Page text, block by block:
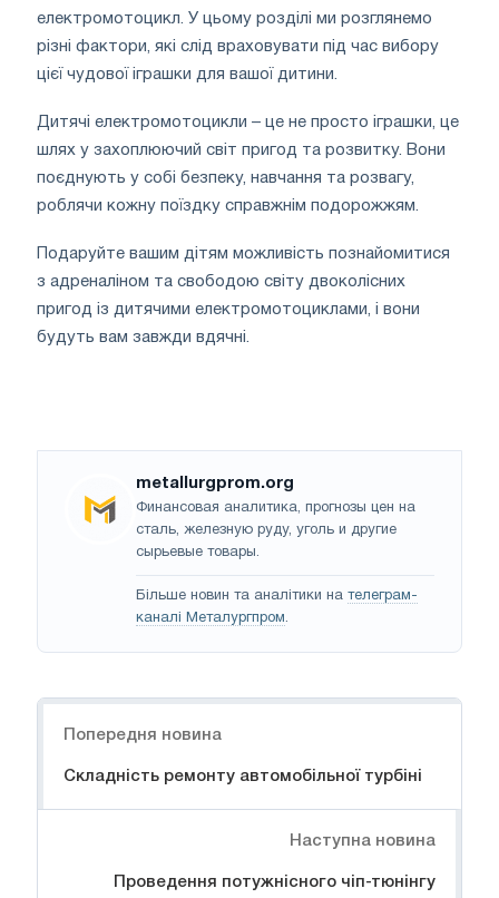
електромотоцикл. У цьому розділі ми розглянемо
різні фактори, які слід враховувати під час вибору
цієї чудової іграшки для вашої дитини.
Дитячі електромотоцикли – це не просто іграшки, це
шлях у захоплюючий світ пригод та розвитку. Вони
поєднують у собі безпеку, навчання та розвагу,
роблячи кожну поїздку справжнім подорожжям.
Подаруйте вашим дітям можливість познайомитися
з адреналіном та свободою світу двоколісних
пригод із дитячими електромотоциклами, і вони
будуть вам завжди вдячні.
metallurgprom.org
Финансовая аналитика, прогнозы цен на
сталь, железную руду, уголь и другие
сырьевые товары.
Більше новин та аналітики на телеграм-
каналі Металургпром.
Попередня новина
Складність ремонту автомобільної турбіні
Наступна новина
Проведення потужнісного чіп-тюнінгу